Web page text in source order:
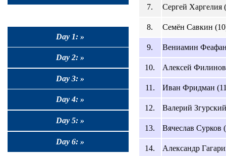
Day 1: »
Day 2: »
Day 3: »
Day 4: »
Day 5: »
Day 6: »
7. Сергей Харгелия
8. Семён Савкин
9. Вениамин
10. Алексей
11. Иван Фридман
12. Валерий
13. Вячеслав Сурков
14. Александр